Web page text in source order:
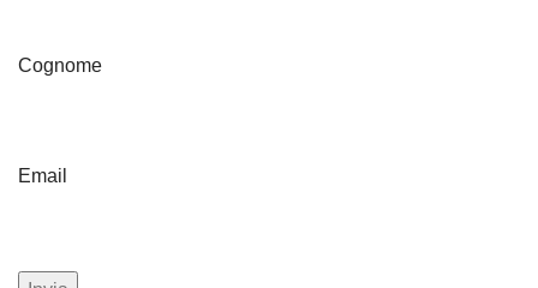
Cognome
Email